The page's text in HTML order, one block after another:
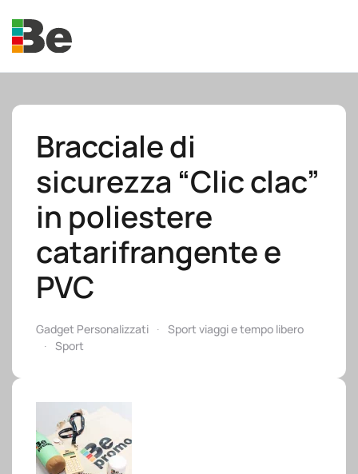
Skip to main content
Bracciale di
sicurezza “Clic clac”
in poliestere
catarifrangente e
PVC
Gadget Personalizzati
Sport viaggi e tempo libero
Sport